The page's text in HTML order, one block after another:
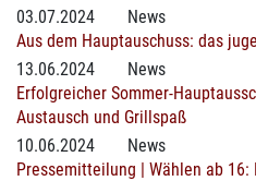
03.07.2024
News
Aus dem Hauptauschuss: das
13.06.2024
News
Erfolgreicher Sommer-
Austausch und Grillspaß
10.06.2024
News
Pressemitteilung | Wählen ab